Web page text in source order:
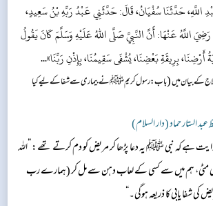
اللَّهِ، حَدَّثَنَا سُفْيَانُ، قَالَ: حَدَّثَنِي عَبْدُ رَبِّهِ بْنُ سَعِيدٍ،
اللَّهُ عَنْهَا: أَنَّ النَّبِيَّ صَلَّى اللهُ عَلَيْهِ وَسَلَّمَ كَانَ يَقُولُ
أَرْضِنَا، بِرِيقَةِ بَعْضِنَا، يُشْفَى سَقِيمُنَا، بِإِذْنِ رَبِّنَا»...
کے بیان میں(باب: رسول کریم ﷺ نے بیماری سے شفا کے لیے کیا
ہے کہ نبی ﷺ یہ دعا پڑھا کر مریض کو دم کرتے تھے: ”اللہ
مٹی، ہم میں سے کسی کے لعاب دہن سے مل کر (ہمارے رب
یابی کا ذریعہ ہوگی۔“